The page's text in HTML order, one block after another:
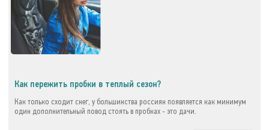
Как пережить пробки в теплый сезон?
Как только сходит снег, у большинства россиян появляется как минимум
один дополнительный повод стоять в пробках - это дачи.